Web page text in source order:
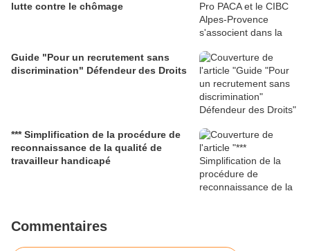
lutte contre le chômage
Guide "Pour un recrutement sans
discrimination" Défendeur des Droits
*** Simplification de la procédure de
reconnaissance de la qualité de
travailleur handicapé
Commentaires